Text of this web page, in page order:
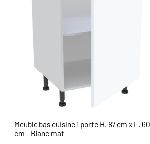
Meuble bas cuisine 1 porte H. 87 cm x L. 60
cm - Blanc mat